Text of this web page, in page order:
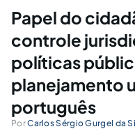
Papel do
controle
políticas
planejamento
português
PorCarlos Sérgio Gurgel da